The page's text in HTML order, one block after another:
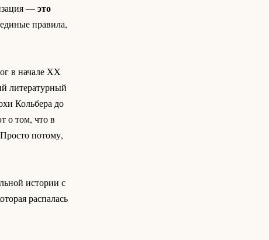
—это
правила,
в начале XX
литературный
Кольбера до
о том, что в
потому,
истории с
распалась